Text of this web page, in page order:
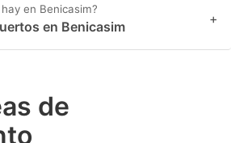
en Benicasim?
en Benicasim +
de